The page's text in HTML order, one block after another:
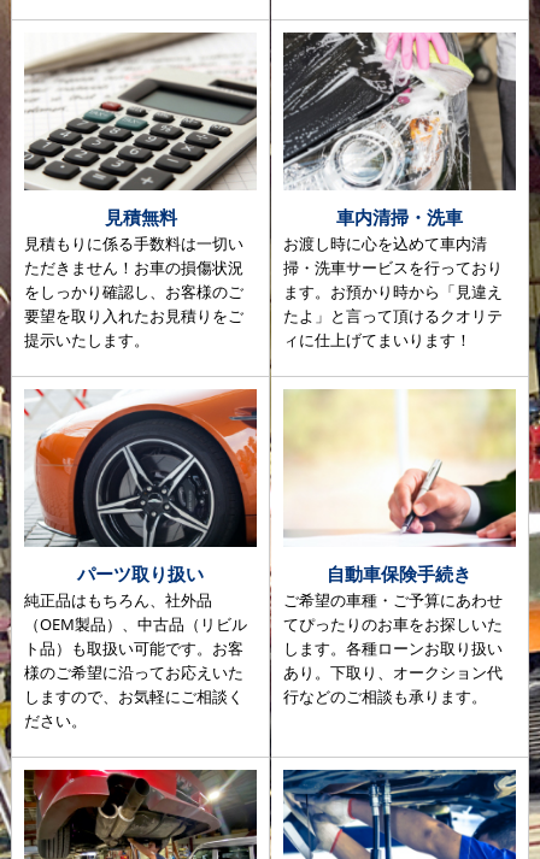
見積無料
見積もりに係る手数料は一切い
ただきません！お車の損傷状況
をしっかり確認し、お客様のご
要望を取り入れたお見積りをご
提示いたします。
車内清掃・洗車
お渡し時に心を込めて車内清
掃・洗車サービスを行っており
ます。お預かり時から「見違え
たよ」と言って頂けるクオリテ
ィに仕上げてまいります！
パーツ取り扱い
純正品はもちろん、社外品
（OEM製品）、中古品（リビル
ト品）も取扱い可能です。お客
様のご希望に沿ってお応えいた
しますので、お気軽にご相談く
ださい。
自動車保険手続き
ご希望の車種・ご予算にあわせ
てぴったりのお車をお探しいた
します。各種ローンお取り扱い
あり。下取り、オークション代
行などのご相談も承ります。